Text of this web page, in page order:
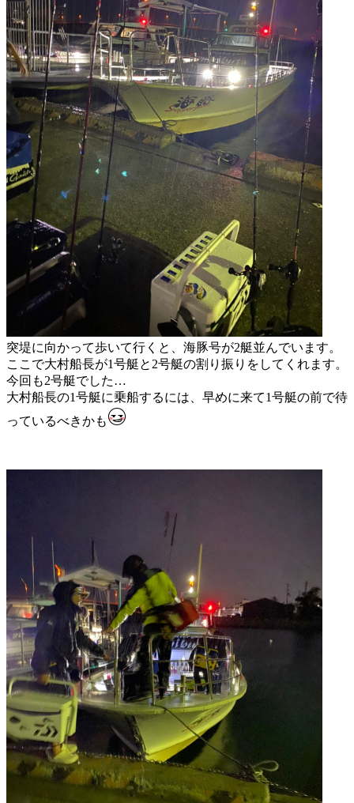
突堤に向かって歩いて行くと、海豚号が2艇並んでいます。
ここで大村船長が1号艇と2号艇の割り振りをしてくれます。
今回も2号艇でした…
大村船長の1号艇に乗船するには、早めに来て1号艇の前で待
っているべきかも